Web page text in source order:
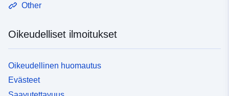
Other
Oikeudelliset ilmoitukset
Oikeudellinen huomautus
Evästeet